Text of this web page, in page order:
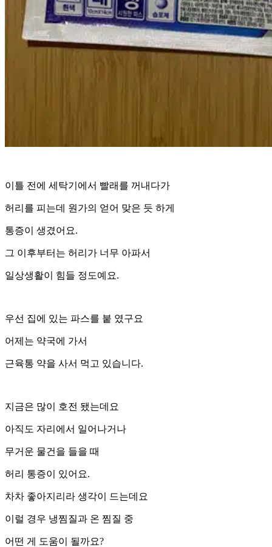
이틀 전에 세탁기에서 빨래를 꺼내다가
허리를 피는데 원가의 얻어 맞은 듯 하게
통증이 생겼어요.
그 이후부터는 허리가 너무 아파서
일상생활이 힘들 정도예요.
우선 집에 있는 파스를 붙 였구요
어제는 약국에 가서
근육통 약을 사서 먹고 있습니다.
지금은 많이 호전 됐는데요
아직도 자리에서 일어나거나
무거운 물건을 들을 때
허리 통증이 있어요.
차차 좋아지리라 생각이 드는데요
이럴 경우 냉찜질과 온 찜질 중
어떤 게 도움이 될까요?